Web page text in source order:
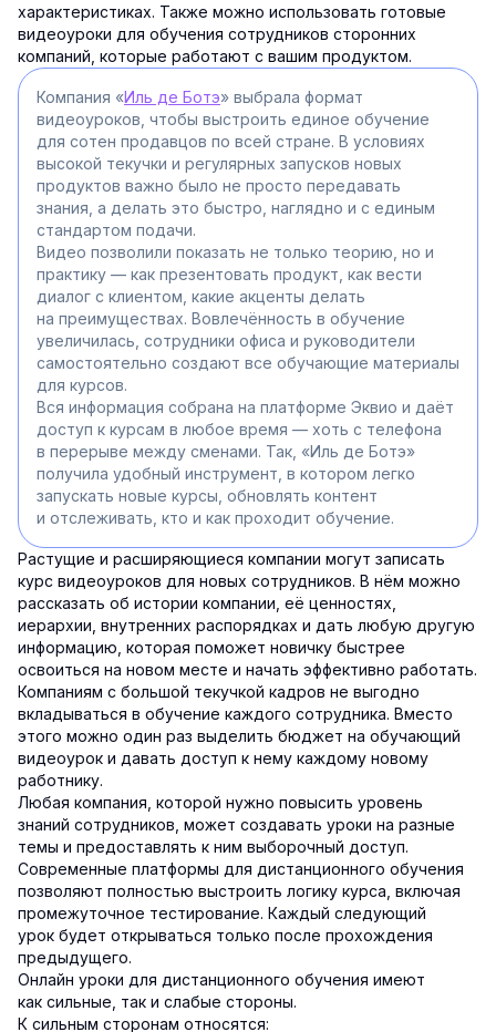
характеристиках. Также можно использовать готовые
видеоуроки для обучения сотрудников сторонних
компаний, которые работают с вашим продуктом.
Компания «Иль де Ботэ» выбрала формат
видеоуроков, чтобы выстроить единое обучение
для сотен продавцов по всей стране. В условиях
высокой текучки и регулярных запусков новых
продуктов важно было не просто передавать
знания, а делать это быстро, наглядно и с единым
стандартом подачи.
Видео позволили показать не только теорию, но и
практику — как презентовать продукт, как вести
диалог с клиентом, какие акценты делать
на преимуществах. Вовлечённость в обучение
увеличилась, сотрудники офиса и руководители
самостоятельно создают все обучающие материалы
для курсов.
Вся информация собрана на платформе Эквио и даёт
доступ к курсам в любое время — хоть с телефона
в перерыве между сменами. Так, «Иль де Ботэ»
получила удобный инструмент, в котором легко
запускать новые курсы, обновлять контент
и отслеживать, кто и как проходит обучение.
Растущие и расширяющиеся компании могут записать
курс видеоуроков для новых сотрудников. В нём можно
рассказать об истории компании, её ценностях,
иерархии, внутренних распорядках и дать любую другую
информацию, которая поможет новичку быстрее
освоиться на новом месте и начать эффективно работать.
Компаниям с большой текучкой кадров не выгодно
вкладываться в обучение каждого сотрудника. Вместо
этого можно один раз выделить бюджет на обучающий
видеоурок и давать доступ к нему каждому новому
работнику.
Любая компания, которой нужно повысить уровень
знаний сотрудников, может создавать уроки на разные
темы и предоставлять к ним выборочный доступ.
Современные платформы для дистанционного обучения
позволяют полностью выстроить логику курса, включая
промежуточное тестирование. Каждый следующий
урок будет открываться только после прохождения
предыдущего.
Онлайн уроки для дистанционного обучения имеют
как сильные, так и слабые стороны.
К сильным сторонам относятся: